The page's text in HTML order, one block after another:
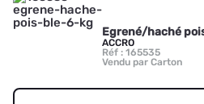
Egrené/haché
ACCRO
Réf : 165535
Vendu par Carton